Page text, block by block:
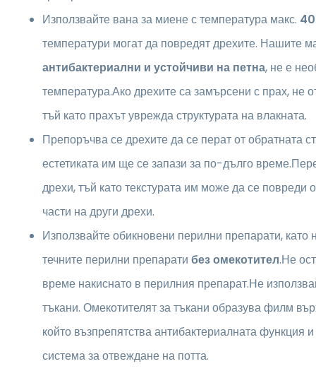
Използвайте вана за миене с температура макс.
температури могат да повредят дрехите. Нашите
антибактериални и устойчиви на петна, не е
температура.Ако дрехите са замърсени с прах, не
тъй като прахът уврежда структурата на влакната.
Препоръчва се дрехите да се перат от обратната
естетиката им ще се запази за по-дълго
дрехи, тъй като текстурата им може да се повреди
части на други дрехи.
Използвайте обикновени перилни препарати, като
течните перилни препарати без омекотител.Не
време накиснато в перилния препарат.Не
тъкани. Омекотителят за тъкани образува филм
който възпрепятства антибактериалната функция
система за отвеждане на потта.